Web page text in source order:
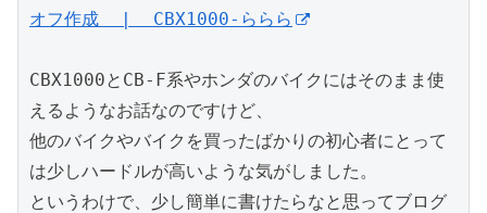
オフ作成  |  CBX1000-ららら
CBX1000とCB-F系やホンダのバイクにはそのまま使
えるようなお話なのですけど、
他のバイクやバイクを買ったばかりの初心者にとって
は少しハードルが高いような気がしました。
というわけで、少し簡単に書けたらなと思ってブログ